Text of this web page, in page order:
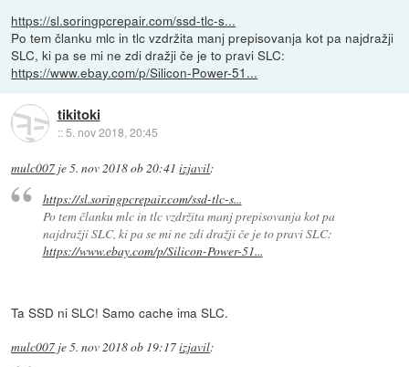
https://sl.soringpcrepair.com/ssd-tlc-s...
Po tem članku mlc in tlc vzdržita manj prepisovanja kot pa najdražji
SLC, ki pa se mi ne zdi dražji če je to pravi SLC:
https://www.ebay.com/p/Silicon-Power-51...
tikitoki
::5. nov 2018, 20:45
mulc007 je5. nov 2018 ob 20:41 izjavil:
https://sl.soringpcrepair.com/ssd-tlc-s...
Po tem članku mlc in tlc vzdržita manj prepisovanja kot pa
najdražji SLC, ki pa se mi ne zdi dražji če je to pravi SLC:
https://www.ebay.com/p/Silicon-Power-51...
Ta SSD ni SLC! Samo cache ima SLC.
mulc007 je5. nov 2018 ob 19:17izjavil: